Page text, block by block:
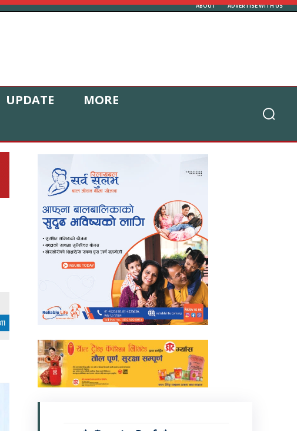
ABOUT ADVERTISE WITH US
UPDATE
MORE